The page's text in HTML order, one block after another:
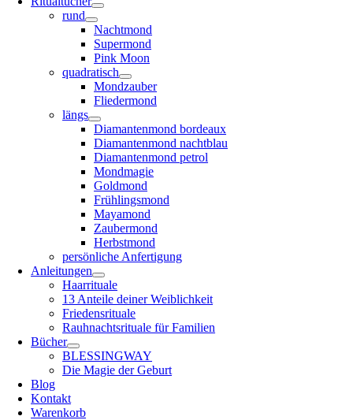
rund
Nachtmond
Supermond
Pink Moon
quadratisch
Mondzauber
Fliedermond
längs
Diamantenmond bordeaux
Diamantenmond nachtblau
Diamantenmond petrol
Mondmagie
Goldmond
Frühlingsmond
Mayamond
Zaubermond
Herbstmond
persönliche Anfertigung
Anleitungen
Haarrituale
13 Anteile deiner Weiblichkeit
Friedensrituale
Rauhnachtsrituale für Familien
Bücher
BLESSINGWAY
Die Magie der Geburt
Blog
Kontakt
Warenkorb